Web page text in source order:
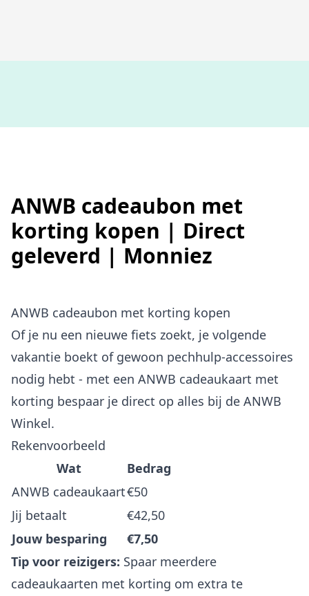
ANWB cadeaubon met
korting kopen | Direct
geleverd | Monniez
ANWB cadeaubon met korting kopen
Of je nu een nieuwe fiets zoekt, je volgende
vakantie boekt of gewoon pechhulp-accessoires
nodig hebt - met een ANWB cadeaukaart met
korting bespaar je direct op alles bij de ANWB
Winkel.
Rekenvoorbeeld
Wat
Bedrag
ANWB cadeaukaart€50
Jij betaalt
€42,50
Jouw besparing
€7,50
Tip voor reizigers: Spaar meerdere
cadeaukaarten met korting om extra te